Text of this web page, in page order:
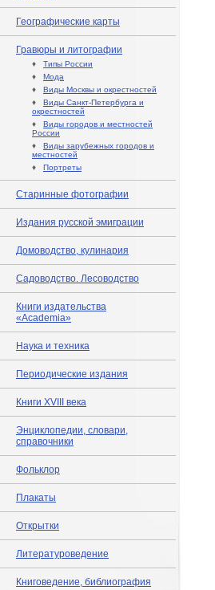
Географические карты
Гравюры и литографии
♦ Типы России
♦ Мода
♦ Виды Москвы и окрестностей
♦ Виды Санкт-Петербурга и
окрестностей
♦ Виды городов и местностей
России
♦ Виды зарубежных городов и
местностей
♦ Портреты
Старинные фотографии
Издания русской эмиграции
Домоводство, кулинария
Садоводство. Лесоводство
Книги издательства
«Academia»
Наука и техника
Периодические издания
Книги XVIII века
Энциклопедии, словари,
справочники
Фольклор
Плакаты
Открытки
Литературоведение
Книговедение, библиография